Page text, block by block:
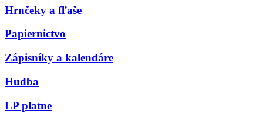
Hrnčeky a fľaše
Papiernictvo
Zápisníky a kalendáre
Hudba
LP platne